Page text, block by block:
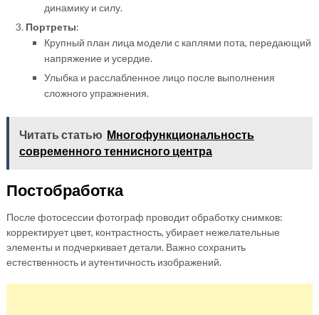
динамику и силу.
Портреты:
Крупный план лица модели с каплями пота, передающий
напряжение и усердие.
Улыбка и расслабленное лицо после выполнения
сложного упражнения.
Читать статью Многофункциональность
современного теннисного центра
Постобработка
После фотосессии фотограф проводит обработку снимков:
корректирует цвет, контрастность, убирает нежелательные
элементы и подчеркивает детали. Важно сохранить
естественность и аутентичность изображений.